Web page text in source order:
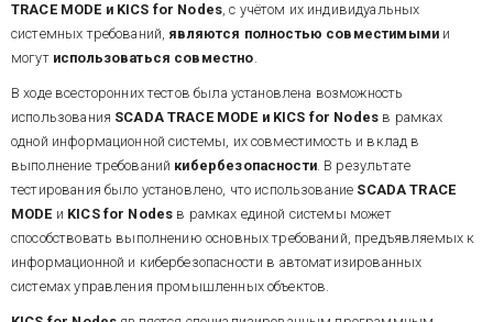
TRACE MODE и KICS for Nodes, с учётом их индивидуальных
системных требований, являются полностью совместимымии
могут использоваться совместно.
В ходе всесторонних тестов была установлена возможность
использования SCADA TRACE MODE и KICS for Nodes в рамках
одной информационной системы, их совместимость и вклад в
выполнение требований кибербезопасности. В результате
тестирования было установлено, что использование SCADA TRACE
MODE и KICS for Nodes в рамках единой системы может
способствовать выполнению основных требований, предъявляемых к
информационной и кибербезопасности в автоматизированных
системах управления промышленных объектов.